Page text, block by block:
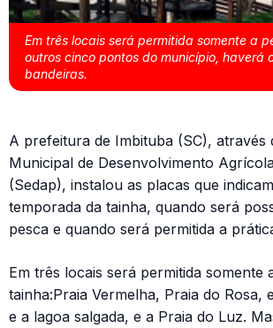
Em três locais será permitida somente a
outros cinco pontos do município, haverá
bandeiras.
A prefeitura de Imbituba (SC), através
Municipal de Desenvolvimento
(Sedap), instalou as placas que
temporada da tainha, quando será
pesca e quando será permitida a
Em três locais será permitida somente
tainha:Praia Vermelha, Praia do Rosa,
e a lagoa salgada, e a Praia do Luz.